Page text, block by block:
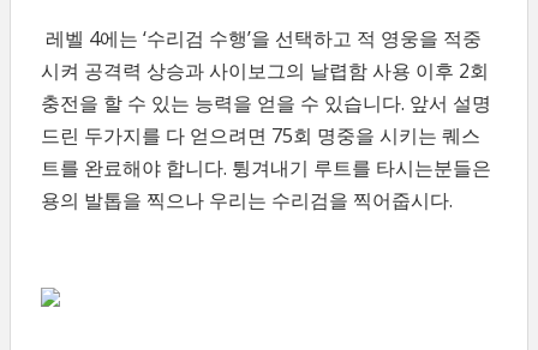
레벨 4에는 ‘수리검 수행’을 선택하고 적 영웅을 적중
시켜 공격력 상승과 사이보그의 날렵함 사용 이후 2회
충전을 할 수 있는 능력을 얻을 수 있습니다. 앞서 설명
드린 두가지를 다 얻으려면 75회 명중을 시키는 퀘스
트를 완료해야 합니다. 튕겨내기 루트를 타시는분들은
용의 발톱을 찍으나 우리는 수리검을 찍어줍시다.